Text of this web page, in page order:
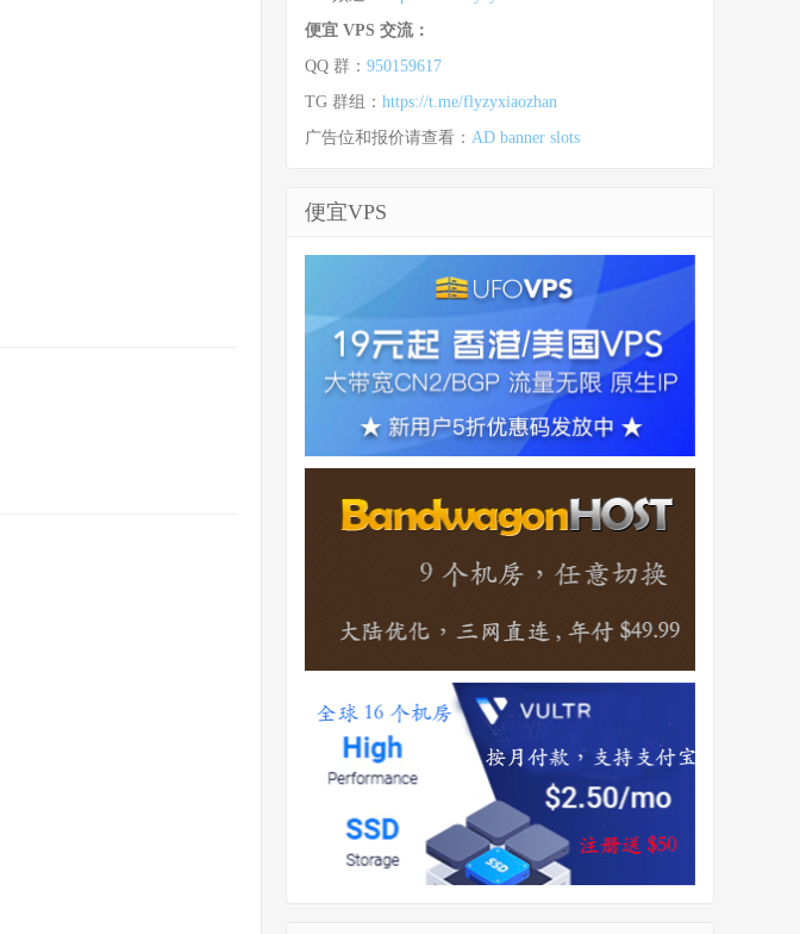
便宜 VPS 交流：
QQ 群： 950159617
TG 群组： https://t.me/flyzyxiaozhan
广告位和报价请查看： AD banner slots
便宜VPS